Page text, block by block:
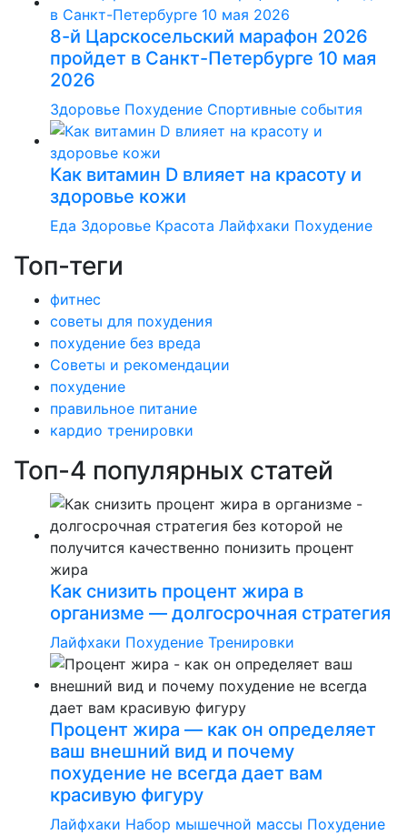
8-й Царскосельский марафон 2026
пройдет в Санкт-Петербурге 10 мая
2026
Здоровье Похудение Спортивные события
Как витамин D влияет на красоту и
здоровье кожи
Еда Здоровье Красота Лайфхаки Похудение
Топ-теги
фитнес
советы для похудения
похудение без вреда
Советы и рекомендации
похудение
правильное питание
кардио тренировки
Топ-4 популярных статей
Как снизить процент жира в
организме — долгосрочная стратегия
Лайфхаки Похудение Тренировки
Процент жира — как он определяет
ваш внешний вид и почему
похудение не всегда дает вам
красивую фигуру
Лайфхаки Набор мышечной массы Похудение